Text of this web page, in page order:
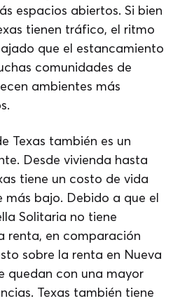
espacios abiertos. Si bien
tienen tráfico, el ritmo
que el estancamiento
comunidades de
ambientes más
Texas también es un
Desde vivienda hasta
tiene un costo de vida
bajo. Debido a que el
Solitaria no tiene
renta, en comparación
sobre la renta en Nueva
quedan con una mayor
Texas también tiene